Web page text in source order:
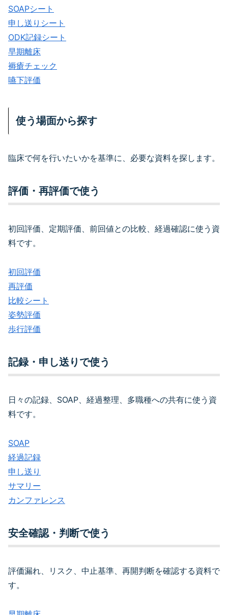
SOAPシート
申し送りシート
ODK記録シート
早期離床
褥瘡チェック
嚥下評価
使う場面から探す
臨床で何を行いたいかを基準に、必要な資料を探します。
評価・再評価で使う
初回評価、定期評価、前回値との比較、経過確認に使う資
料です。
初回評価
再評価
比較シート
姿勢評価
歩行評価
記録・申し送りで使う
日々の記録、SOAP、経過整理、多職種への共有に使う資
料です。
SOAP
経過記録
申し送り
サマリー
カンファレンス
安全確認・判断で使う
評価漏れ、リスク、中止基準、再開判断を確認する資料で
す。